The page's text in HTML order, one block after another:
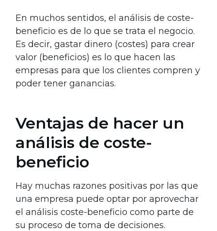
En muchos sentidos, el análisis de coste-
beneficio es de lo que se trata el negocio.
Es decir, gastar dinero (costes) para crear
valor (beneficios) es lo que hacen las
empresas para que los clientes compren y
poder tener ganancias.
Ventajas de hacer un
análisis de coste-
beneficio
Hay muchas razones positivas por las que
una empresa puede optar por aprovechar
el análisis coste-beneficio como parte de
su proceso de toma de decisiones.